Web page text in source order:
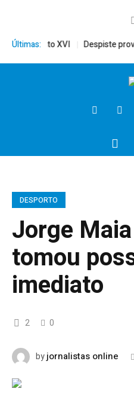
Últimas:
Bento XVI Despiste
DESPORTO
Jorge
tomou
imediato
2 0
byjornalistas online